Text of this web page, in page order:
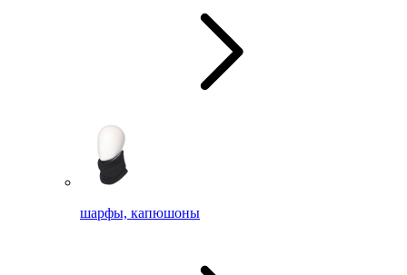
шарфы, капюшоны